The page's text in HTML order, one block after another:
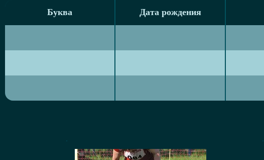
Буква Дата рождения
Буква Дата рождения